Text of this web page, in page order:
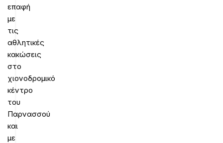
επαφή
με
τις
αθλητικές
κακώσεις
στο
χιονοδρομικό
κέντρο
του
Παρνασσού
και
με